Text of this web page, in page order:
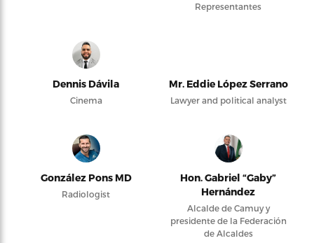
Representantes
Dennis Dávila
Cinema
Mr. Eddie López Serrano
Lawyer and political analyst
González Pons MD
Radiologist
Hon. Gabriel “Gaby”
Hernández
Alcalde de Camuy y
presidente de la Federación
de Alcaldes